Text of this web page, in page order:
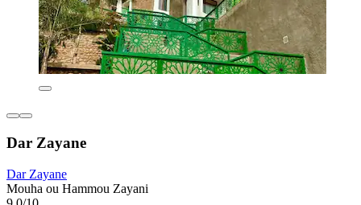
Dar Zayane
Dar Zayane
Mouha ou Hammou Zayani